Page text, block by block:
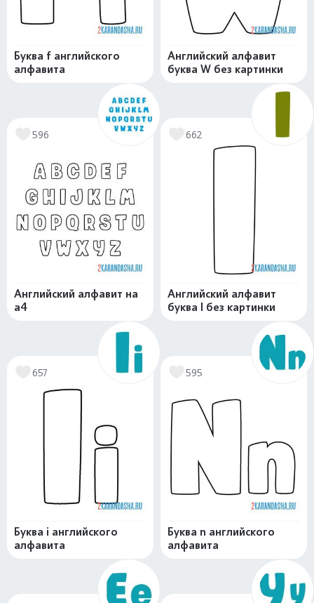
Буква f английского
алфавита
Английский алфавит
буква W без картинки
596
Английский алфавит на
а4
662
Английский алфавит
буква I без картинки
657
Буква i английского
алфавита
595
Буква n английского
алфавита